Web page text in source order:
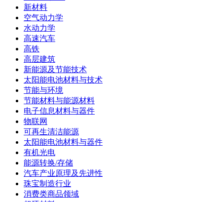
新材料
空气动力学
水动力学
高速汽车
高铁
高层建筑
新能源及节能技术
太阳能电池材料与技术
节能与环境
节能材料与能源材料
电子信息材料与器件
物联网
可再生清洁能源
太阳能电池材料与器件
有机光电
能源转换/存储
汽车产业原理及先进性
珠宝制造行业
消费类商品领域